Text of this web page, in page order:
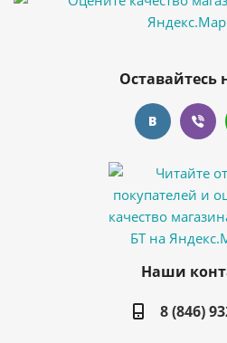
Оставайтесь
Наши
8 (846)